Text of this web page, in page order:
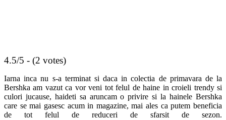
4.5/5 - (2 votes)
Iarna inca nu s-a terminat si daca in colectia de primavara de la
Bershka am vazut ca vor veni tot felul de haine in croieli trendy si
culori jucause, haideti sa aruncam o privire si la hainele Bershka
care se mai gasesc acum in magazine, mai ales ca putem beneficia
de tot felul de reduceri de sfarsit de sezon.